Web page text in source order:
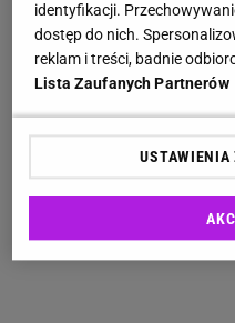
identyfikacji.
dostęp do nich.
reklam i treści, badnie
Lista Zaufanych Partnerów
USTAWIENIA